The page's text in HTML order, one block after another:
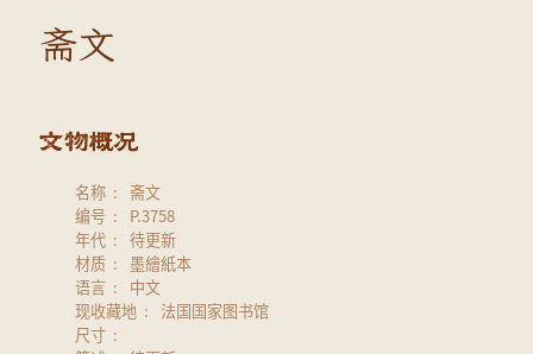
斋文
名称
斋文
编号
P.3758
年代
待更新
材质
墨繪紙本
语言
中文
现收藏地
法国国家图书馆
尺寸